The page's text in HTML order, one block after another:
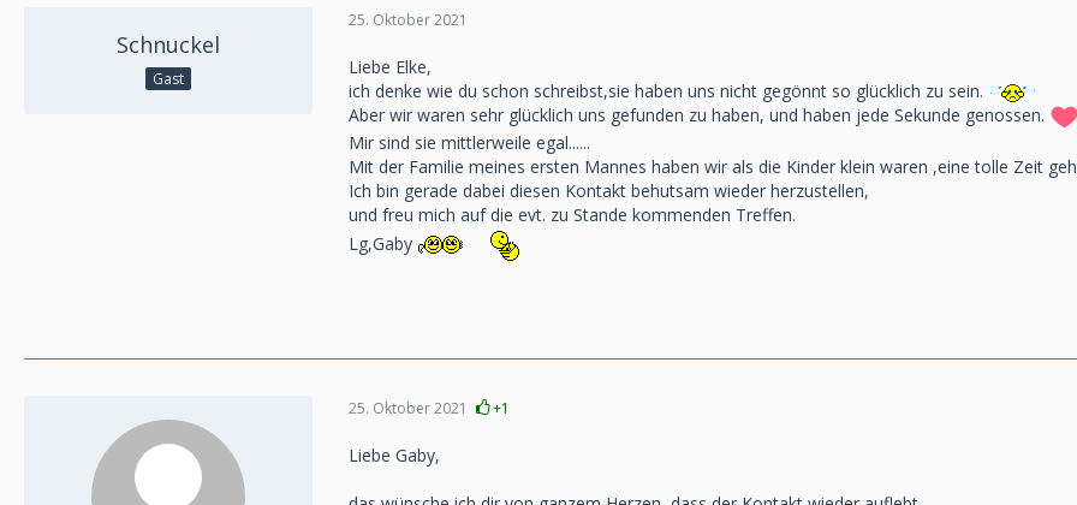
Schnuckel
Gast
25. Oktober 2021
Liebe Elke,
ich denke wie du schon schreibst,sie haben uns nicht gegönnt so glücklich zu sein.
Aber wir waren sehr glücklich uns gefunden zu haben, und haben jede Sekunde genossen.
Mir sind sie mittlerweile egal......
Mit der Familie meines ersten Mannes haben wir als die Kinder klein waren ,eine tolle Zeit
Ich bin gerade dabei diesen Kontakt behutsam wieder herzustellen,
und freu mich auf die evt. zu Stande kommenden Treffen.
Lg,Gaby
25. Oktober 2021 +1
Liebe Gaby,